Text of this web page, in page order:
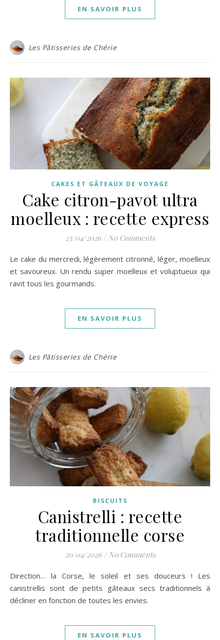
EN SAVOIR PLUS
Les Pâtisseries de Chérie
CAKES ET GÂTEAUX DE VOYAGE
Cake citron-pavot ultra
moelleux : recette express
23/04/2026 / No Comments
Le cake du mercredi, légèrement citronné, léger, moelleux
et savoureux. Un rendu super moelleux et voluptueux qui
ravit tous les gourmands.
EN SAVOIR PLUS
Les Pâtisseries de Chérie
BISCUITS
Canistrelli : recette
traditionnelle corse
20/04/2026 / No Comments
Direction… la Corse, le soleil et ses douceurs ! Les
canistrellis sont de petits gâteaux secs traditionnels à
décliner en fonction de toutes les envies.
EN SAVOIR PLUS